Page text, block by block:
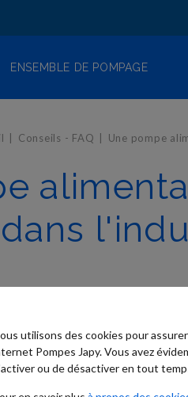
ENSEMBLE DE POMPAGE
Conseils - FAQ Une pompe
dans
utilisons des cookies pour
Pompes Japy. Vous avez
ou de désactiver en tout